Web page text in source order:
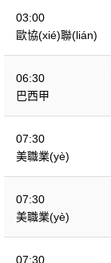
03:00
歐協(xié)聯(lián)
06:30
巴西甲
07:30
美職業(yè)
07:30
美職業(yè)
07:30